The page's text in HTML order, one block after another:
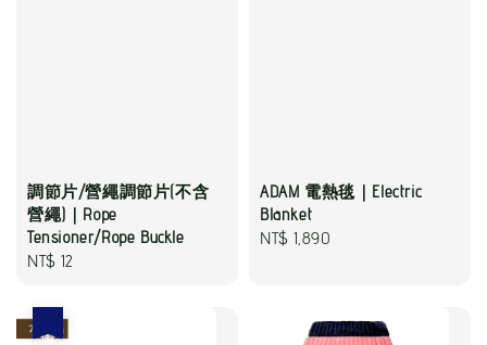
調節片/營繩調節片(不含
營繩)｜Rope
Tensioner/Rope Buckle
Regular
NT$ 12
ADAM 電熱毯｜Electric
Blanket
Regular
NT$ 1,890